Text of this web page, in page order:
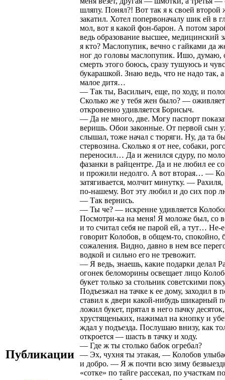
Публикации
шляпу. Понял?! Вот так я к своей второй
закатил. Хотел попервоначалу шик ей в
мол, вот я какой фон-барон. А потом
ведь образование высшее, медицинский
я кто? Маслопупик, вечно с гайками да
ног до головы маслопупик. Ишо, думаю,
смерть этого боюсь, сразу тушуюсь и
букарашкой. Знаю ведь, что не надо так, а
малое дитя…
— Так ты, Васильич, еще, по ходу, и
Сколько же у тебя жен было? —
откровенно удивляется Борисыч.
— Да не много, две. Могу паспорт
веришь. Обои законные. От первой сын
слышал, тоже начал с тюряги. Ну, да та
стервозина. Сколько я от нее, собаки,
переносил… Да и женился сдуру, по
фазанки в райцентре. Да и не любил ее
и прожили недолго. А вот вторая… —
затягивается, молчит минутку. — Рахиля,
по-нашему. Вот эту любил и до сих пор
— Так вернись.
— Ты че? — искренне удивляется
Посмотри-ка на меня! Я моложе был, со
и то считал себя не парой ей, а тут…
говорит Колобов, в общем-то, спокойно,
сожаления. Видно, давно в нем все
водкой и сильно его не тревожит.
— Я ведь, знаешь, какие подарки делал
огонек беломорины освещает лицо
букет только за стольник советскими
Подъезжал на тачке к ее дому, заходил в
ставил к двери какой-нибудь шикарный
ложил букет, прятал в него пачку десяток,
хрустященьких, нажимал на кнопку и
ждал у подъезда. Послушаю внизу, как
откроется — шасть в тачку и ходу.
— Где ж ты столько бабок огребал?
— Эх, чухня ты этакая, — Колобов
и добро. — Я ж почти всю зиму
«сотке» по тайге рассекал, по участкам